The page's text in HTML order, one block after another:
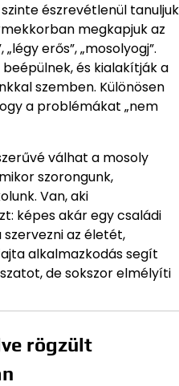
észrevétlenül tanuljuk
megkapjuk az
erős”, „mosolyogj”.
és kialakítják a
szemben. Különösen
a problémákat „nem
válhat a mosoly
szorongunk,
Van, aki
képes akár egy családi
az életét,
alkalmazkodás segít
de sokszor elmélyíti
rögzült